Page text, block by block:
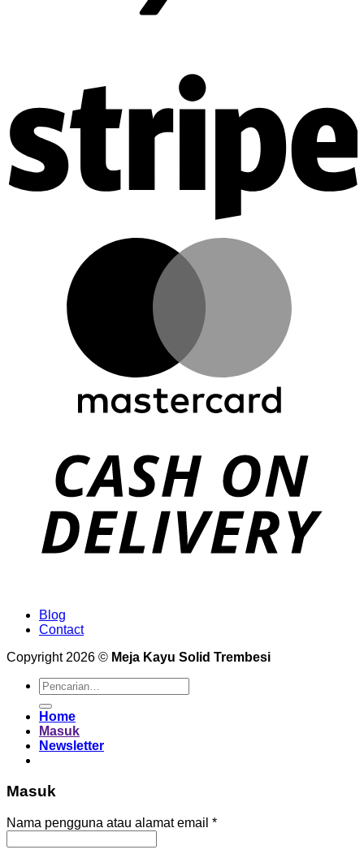
Blog
Contact
Copyright 2026 © Meja Kayu Solid Trembesi
Pencarian
untuk:
Home
Masuk
Newsletter
Masuk
Nama pengguna atau alamat email *Wajib